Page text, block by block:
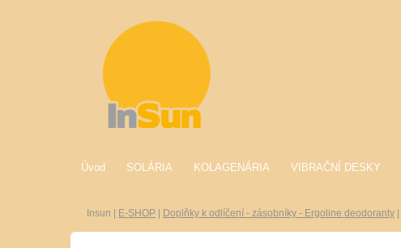
Úvod SOLÁRIA KOLAGENÁRIA VIBRAČNÍ DESKY
Insun E-SHOP Doplňky k odlíčení - zásobníky - Ergoline deodoranty